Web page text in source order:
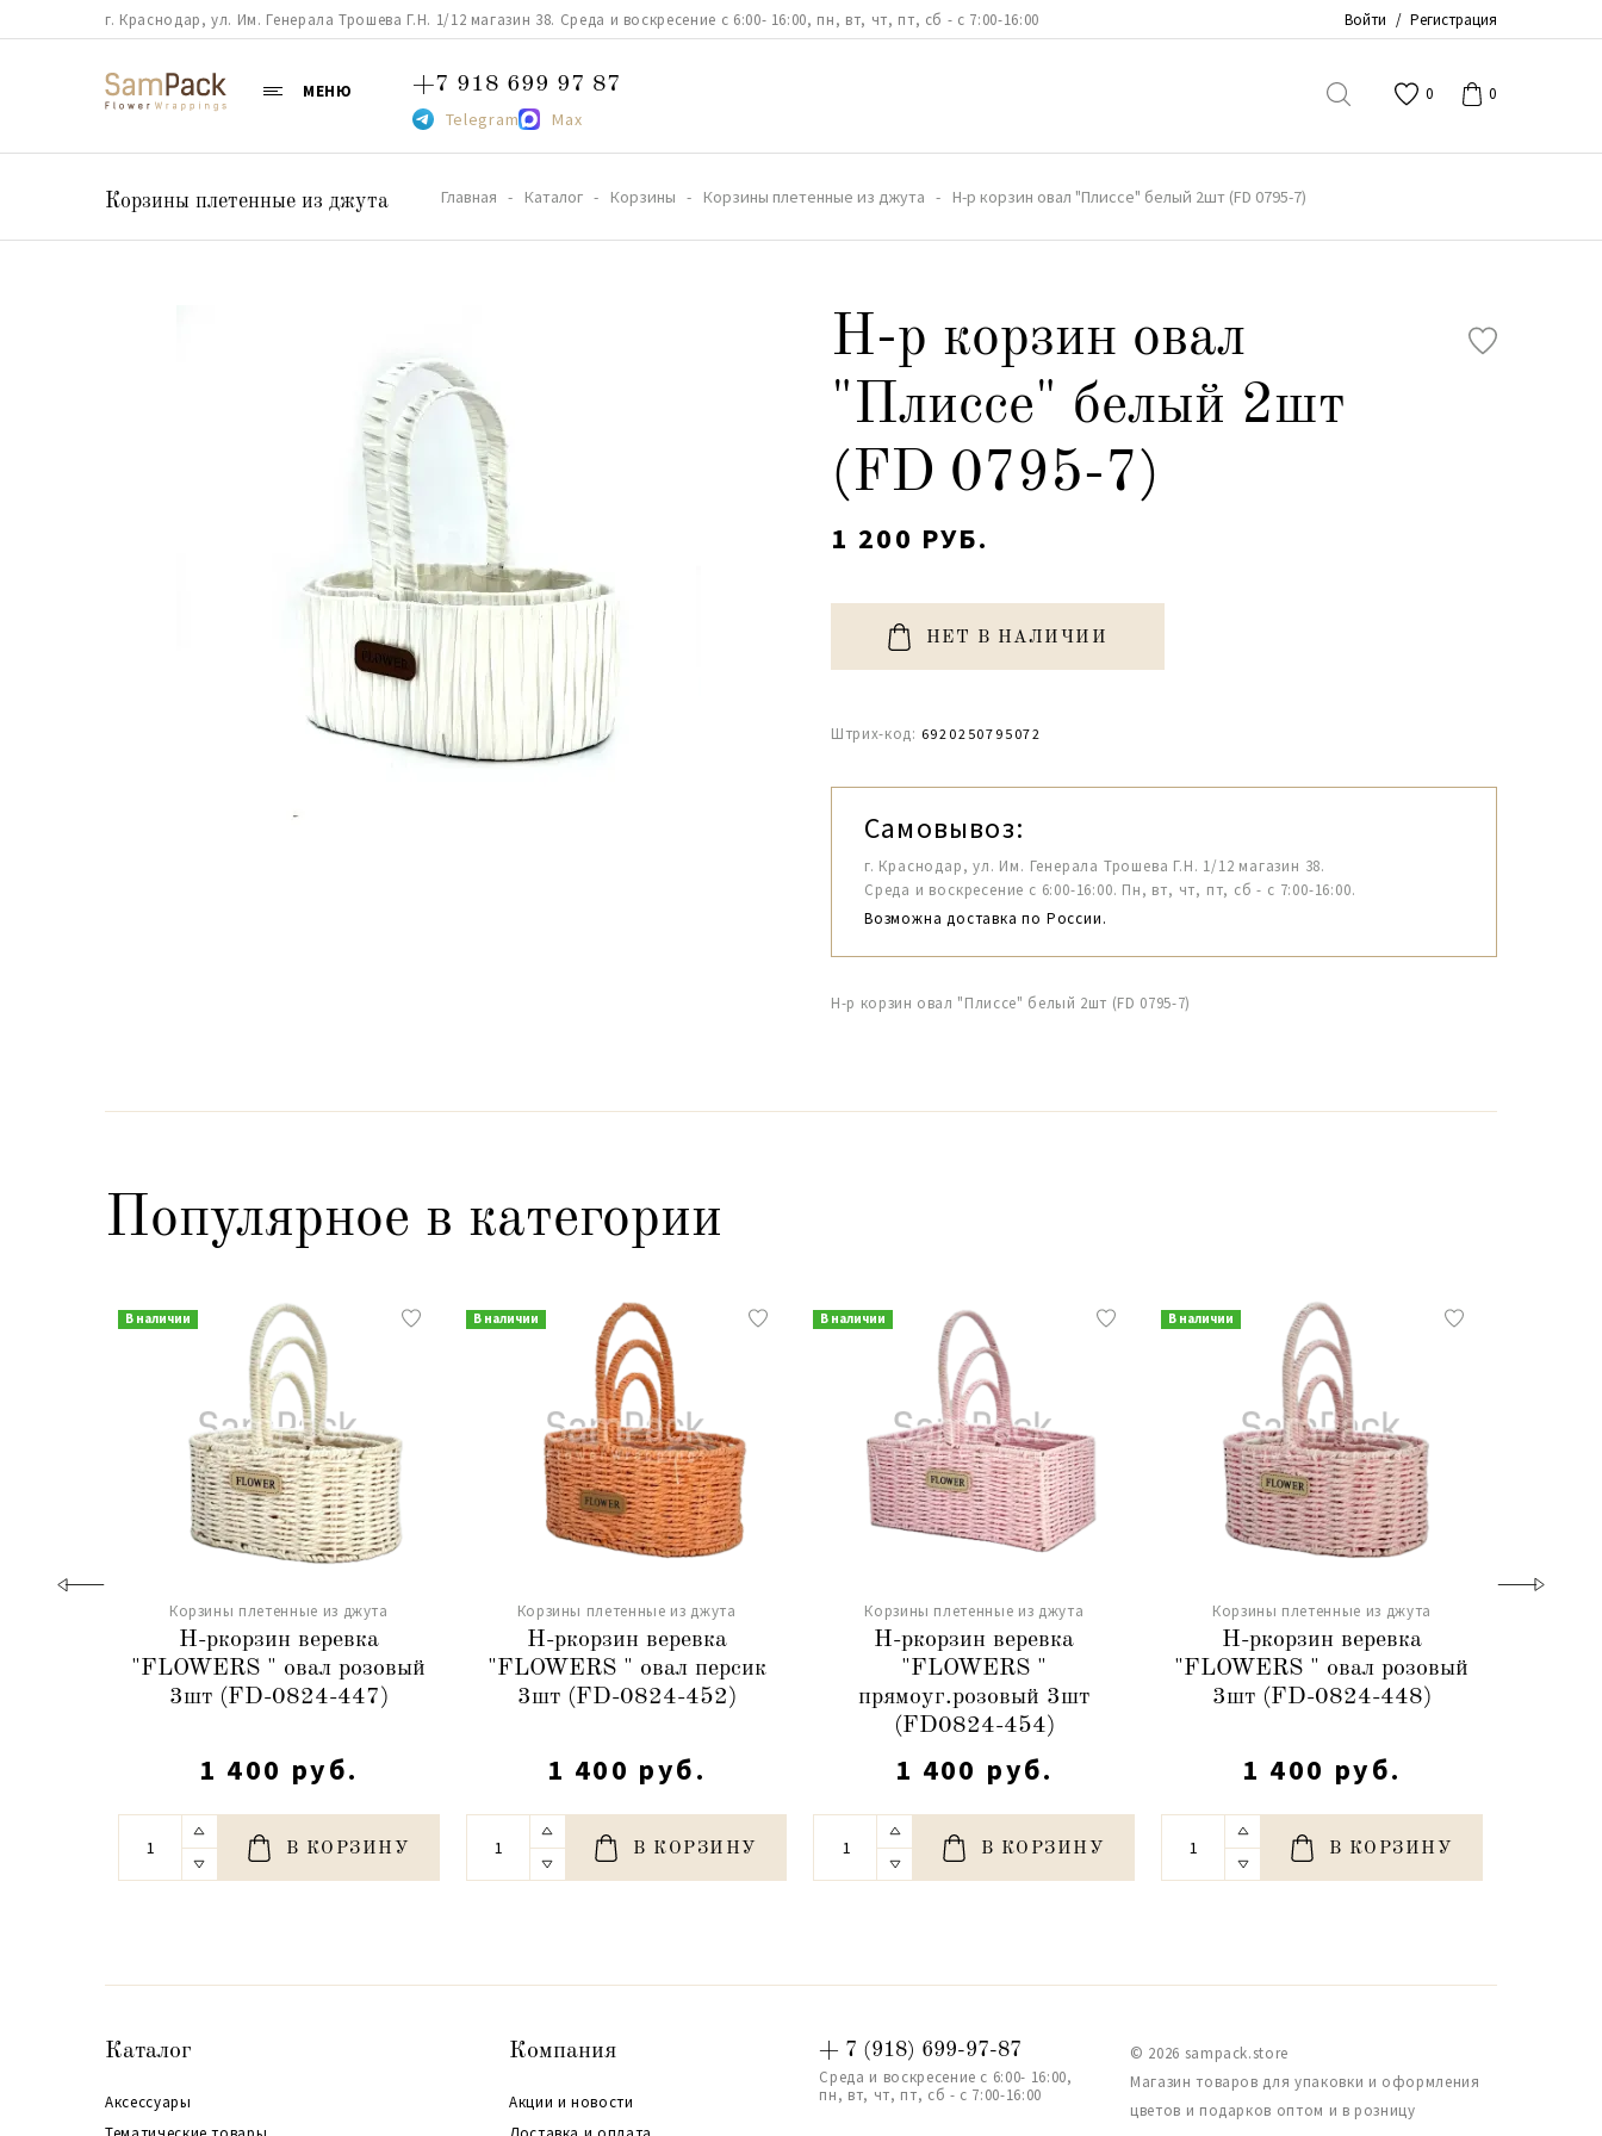
г. Краснодар, ул. Им. Генерала Трошева Г.Н. 1/12 магазин 38. Среда и воскресение с 6:00- 16:00, пн, вт, чт, пт, сб - с 7:00-16:00 Войти / Регистрация
МЕНЮ +7 918 699 97 87
Telegram Max
0 0
Корзины плетенные из джута Главная Каталог Корзины Корзины плетенные из джута Н-р корзин овал "Плиссе" белый 2шт (FD 0795-7)
Н-р корзин овал
"Плиссе" белый 2шт
(FD 0795-7)
1 200 РУБ.
НЕТ В НАЛИЧИИ
Штрих-код: 6920250795072
Самовывоз:
г. Краснодар, ул. Им. Генерала Трошева Г.Н. 1/12 магазин 38.
Среда и воскресение с 6:00-16:00. Пн, вт, чт, пт, сб - с 7:00-16:00.
Возможна доставка по России.
Н-р корзин овал "Плиссе" белый 2шт (FD 0795-7)
Популярное в категории
В наличии
Корзины плетенные из джута
Н-ркорзин веревка
"FLOWERS " овал розовый
3шт (FD-0824-447)
1 400 руб.
В КОРЗИНУ
В наличии
Корзины плетенные из джута
Н-ркорзин веревка
"FLOWERS " овал персик
3шт (FD-0824-452)
1 400 руб.
В КОРЗИНУ
В наличии
Корзины плетенные из джута
Н-ркорзин веревка
"FLOWERS "
прямоуг.розовый 3шт
(FD0824-454)
1 400 руб.
В КОРЗИНУ
В наличии
Корзины плетенные из джута
Н-ркорзин веревка
"FLOWERS " овал розовый
3шт (FD-0824-448)
1 400 руб.
В КОРЗИНУ
Каталог
Аксессуары
Компания
Акции и новости
+ 7 (918) 699-97-87
Среда и воскресение с 6:00- 16:00,
пн, вт, чт, пт, сб - с 7:00-16:00
© 2026 sampack.store
Магазин товаров для упаковки и оформления
цветов и подарков оптом и в розницу